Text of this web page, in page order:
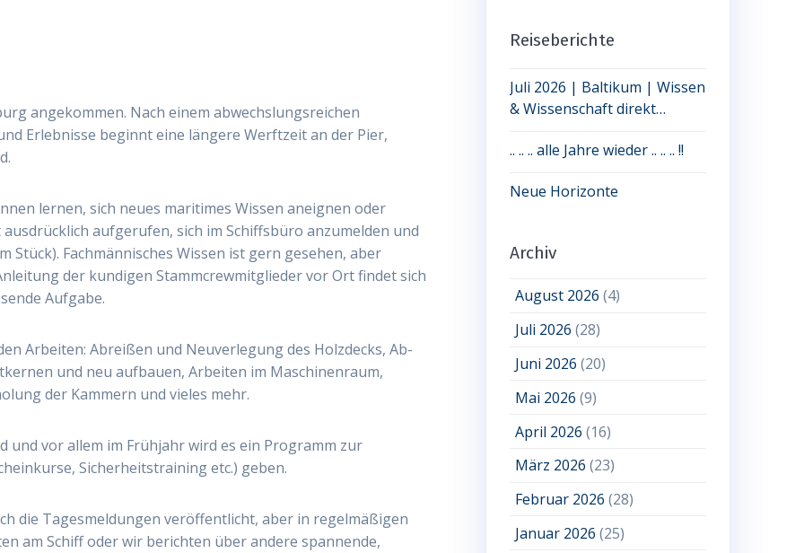
angekommen. Nach einem abwechslungsreichen
Erlebnisse beginnt eine längere Werftzeit an der Pier,
lernen, sich neues maritimes Wissen aneignen oder
aufgerufen, sich im Schiffsbüro anzumelden und
Fachmännisches Wissen ist gern gesehen, aber
der kundigen Stammcrewmitglieder vor Ort findet sich
Aufgabe.
Arbeiten: Abreißen und Neuverlegung des Holzdecks, Ab-
und neu aufbauen, Arbeiten im Maschinenraum,
der Kammern und vieles mehr.
und vor allem im Frühjahr wird es ein Programm zur
Sicherheitstraining etc.) geben.
die Tagesmeldungen veröffentlicht, aber in regelmäßigen
am Schiff oder wir berichten über andere spannende,
Reiseberichte
Juli 2026 | Baltikum | Wissen
& Wissenschaft direkt
.. .. .. alle Jahre wieder .. .. .. !!
Neue Horizonte
Archiv
August 2026 (4)
Juli 2026 (28)
Juni 2026 (20)
Mai 2026 (9)
April 2026 (16)
März 2026 (23)
Februar 2026 (28)
Januar 2026 (25)